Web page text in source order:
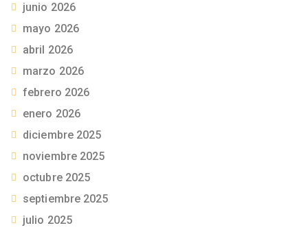
junio 2026
mayo 2026
abril 2026
marzo 2026
febrero 2026
enero 2026
diciembre 2025
noviembre 2025
octubre 2025
septiembre 2025
julio 2025